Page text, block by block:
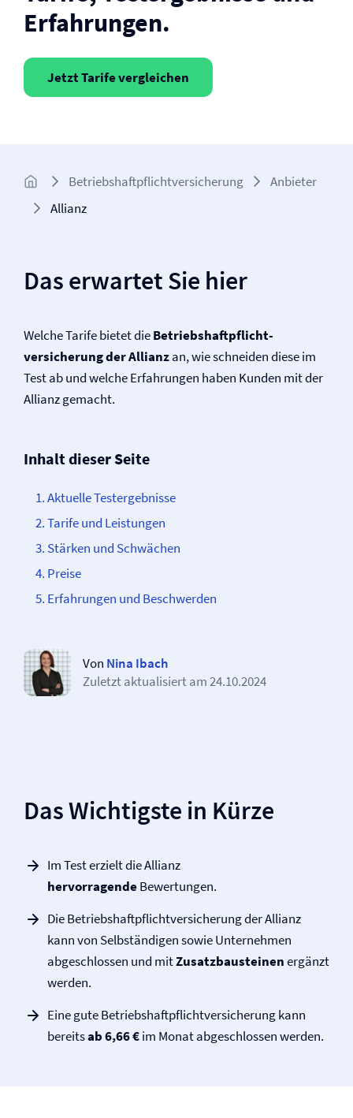
Erfahrungen.
Jetzt Tarife vergleichen
Betriebs­haftpflicht­versicherung
Anbieter
Allianz
Das erwartet Sie hier
Welche Tarife bietet dieBetriebs­haftpflicht­
versicherung der Allianzan, wie schneiden diese im
Test ab und welche Erfahrungen haben Kunden mit der
Allianz gemacht.
Inhalt dieser Seite
Aktuelle Testergebnisse
Tarife und Leistungen
Stärken und Schwächen
Preise
Erfahrungen und Beschwerden
Von Nina Ibach
Zuletzt aktualisiert am24.10.2024
Das Wichtigste in Kürze
Im Test erzielt die Allianz
hervorragendeBewertungen.
Die Betriebs­haftpflicht­versicherung der Allianz
kann von Selbständigen sowie Unternehmen
abgeschlossen und mitZusatzbausteinenergänzt
werden.
Eine gute Betriebs­haftpflicht­versicherung kann
bereitsab 6,66 €im Monat abgeschlossen werden.